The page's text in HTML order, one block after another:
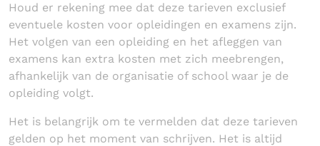
Houd er rekening mee dat deze tarieven exclusief
eventuele kosten voor opleidingen en examens zijn.
Het volgen van een opleiding en het afleggen van
examens kan extra kosten met zich meebrengen,
afhankelijk van de organisatie of school waar je de
opleiding volgt.
Het is belangrijk om te vermelden dat deze tarieven
gelden op het moment van schrijven. Het is altijd